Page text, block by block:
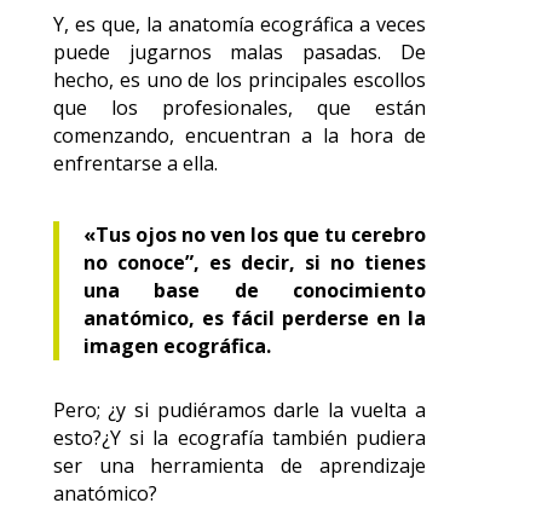
Y, es que, la anatomía ecográfica a veces
puede jugarnos malas pasadas. De
hecho, es uno de los principales escollos
que los profesionales, que están
comenzando, encuentran a la hora de
enfrentarse a ella.
«Tus ojos no ven los que tu cerebro
no conoce”, es decir, si no tienes
una base de conocimiento
anatómico, es fácil perderse en la
imagen ecográfica.
Pero; ¿y si pudiéramos darle la vuelta a
esto?¿Y si la ecografía también pudiera
ser una herramienta de aprendizaje
anatómico?